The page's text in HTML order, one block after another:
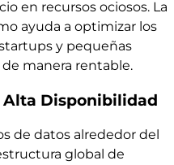
en recursos ociosos. La
ayuda a optimizar los
y pequeñas
manera rentable.
Alta Disponibilidad
de datos alrededor del
global de